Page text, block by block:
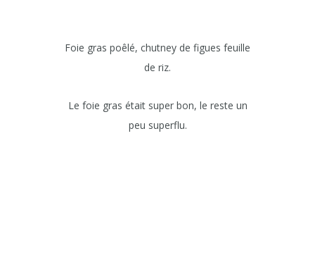
Foie gras poêlé, chutney de figues feuille
de riz.
Le foie gras était super bon, le reste un
peu superflu.